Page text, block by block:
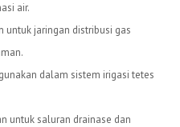
air.
untuk jaringan distribusi gas
dalam sistem irigasi tetes
untuk saluran drainase dan